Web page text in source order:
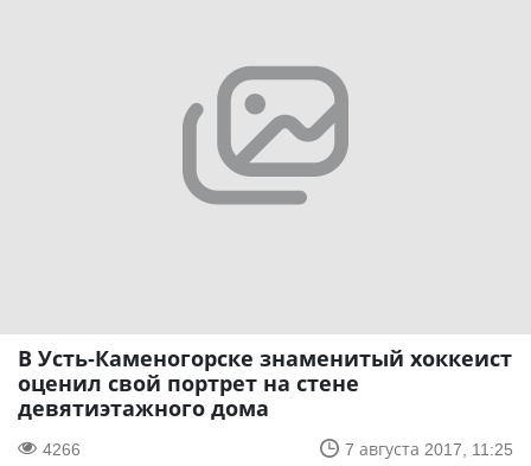
В Усть-Каменогорске знаменитый хоккеист
оценил свой портрет на стене
девятиэтажного дома
4266 7 августа 2017, 11:25